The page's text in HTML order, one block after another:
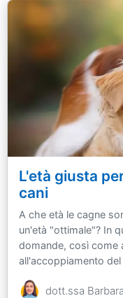
L'età giusta
cani
A che età le cagne
un'età "ottimale"? In
domande, così come
all'accoppiamento
dott.ssa